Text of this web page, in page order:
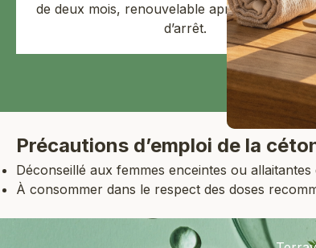
de deux mois, renouvelable après trois
d’arrêt.
Précautions d’emploi de la
Déconseillé aux femmes enceintes ou
À consommer dans le respect des doses